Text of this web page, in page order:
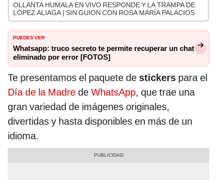
OLLANTA HUMALA EN VIVO RESPONDE Y LA TRAMPA DE
LÓPEZ ALIAGA | SIN GUION CON ROSA MARÍA PALACIOS
PUEDES VER
Whatsapp: truco secreto te permite recuperar un chat
eliminado por error [FOTOS]
Te presentamos el paquete de stickers para el
Día de la Madre de WhatsApp, que trae una
gran variedad de imágenes originales,
divertidas y hasta disponibles en más de un
idioma.